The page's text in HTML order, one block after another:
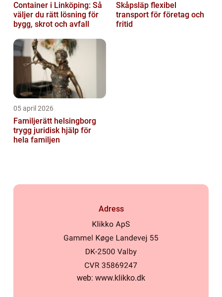
Container i Linköping: Så
väljer du rätt lösning för
bygg, skrot och avfall
Skåpsläp flexibel
transport för företag och
fritid
05 april 2026
Familjerätt helsingborg
trygg juridisk hjälp för
hela familjen
Adress
web: www.klikko.dk